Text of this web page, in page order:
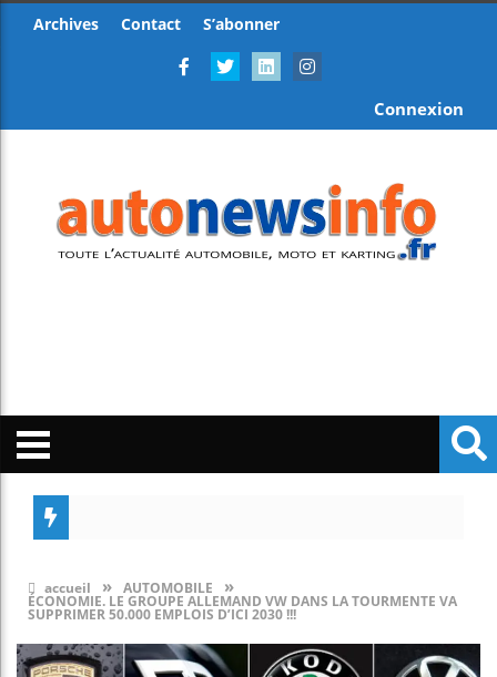
Archives Contact S’abonner
Connexion
accueil » AUTOMOBILE »
ÉCONOMIE. LE GROUPE ALLEMAND VW DANS LA TOURMENTE VA
SUPPRIMER 50.000 EMPLOIS D’ICI 2030 !!!